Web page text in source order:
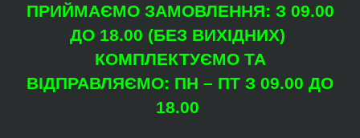
ПРИЙМАЄМО ЗАМОВЛЕННЯ: З 09.00
ДО 18.00 (БЕЗ ВИХІДНИХ)
КОМПЛЕКТУЄМО ТА
ВІДПРАВЛЯЄМО: ПН – ПТ З 09.00 ДО
18.00